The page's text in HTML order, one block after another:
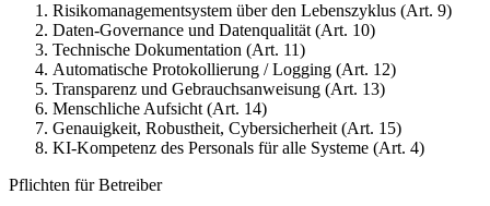
Risikomanagementsystem über den Lebenszyklus (Art. 9)
Daten-Governance und Datenqualität (Art. 10)
Technische Dokumentation (Art. 11)
Automatische Protokollierung / Logging (Art. 12)
Transparenz und Gebrauchsanweisung (Art. 13)
Menschliche Aufsicht (Art. 14)
Genauigkeit, Robustheit, Cybersicherheit (Art. 15)
KI-Kompetenz des Personals für alle Systeme (Art. 4)
Pflichten für Betreiber